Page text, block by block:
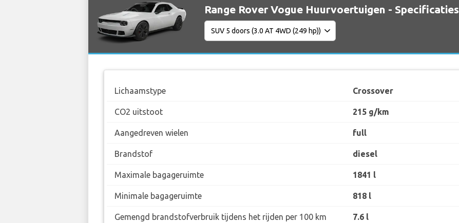
Range Rover Vogue Huurvoertuigen - Specificaties
Lichaamstype Crossover
CO2 uitstoot 215 g/km
Aangedreven wielen full
Brandstof diesel
Maximale bagageruimte 1841 l
Minimale bagageruimte 818 l
Gemengd brandstofverbruik tijdens het rijden per 100 km 7.6 l